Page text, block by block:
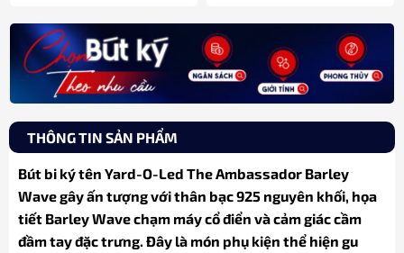
THÔNG TIN SẢN PHẨM
Bút bi ký tên Yard-O-Led The Ambassador Barley
Wave gây ấn tượng với thân bạc 925 nguyên khối, họa
tiết Barley Wave chạm máy cổ điển và cảm giác cầm
đầm tay đặc trưng. Đây là món phụ kiện thể hiện gu